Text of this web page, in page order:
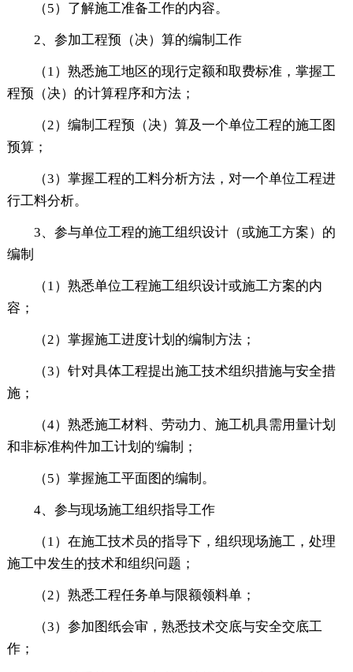
（5）了解施工准备工作的内容。
2、参加工程预（决）算的编制工作
（1）熟悉施工地区的现行定额和取费标准，掌握工
程预（决）的计算程序和方法；
（2）编制工程预（决）算及一个单位工程的施工图
预算；
（3）掌握工程的工料分析方法，对一个单位工程进
行工料分析。
3、参与单位工程的施工组织设计（或施工方案）的
编制
（1）熟悉单位工程施工组织设计或施工方案的内
容；
（2）掌握施工进度计划的编制方法；
（3）针对具体工程提出施工技术组织措施与安全措
施；
（4）熟悉施工材料、劳动力、施工机具需用量计划
和非标准构件加工计划的'编制；
（5）掌握施工平面图的编制。
4、参与现场施工组织指导工作
（1）在施工技术员的指导下，组织现场施工，处理
施工中发生的技术和组织问题；
（2）熟悉工程任务单与限额领料单；
（3）参加图纸会审，熟悉技术交底与安全交底工
作；